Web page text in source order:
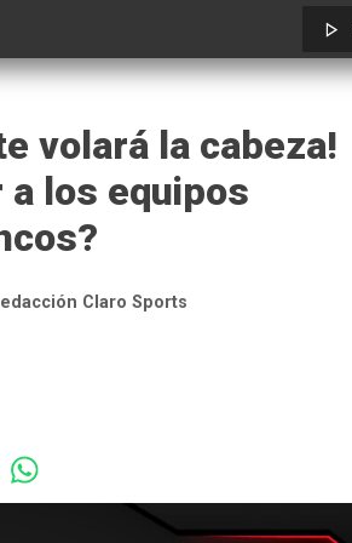
volará la cabeza!
a los equipos
Claro Sports